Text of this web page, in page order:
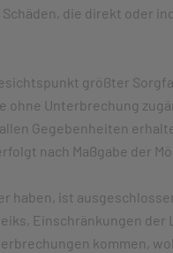
die direkt oder
größter
Unterbrechung
Gegebenheiten
nach Maßgabe der
ist
Einschränkungen
kommen,